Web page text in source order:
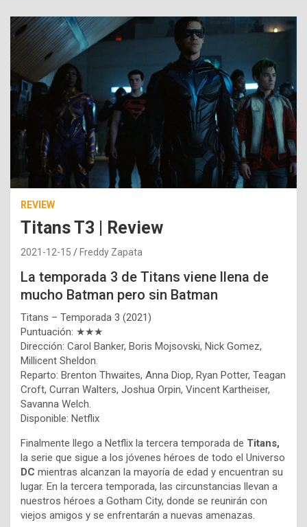
REVIEW
Titans T3 | Review
2021-12-15 Freddy Zapata
La temporada 3 de Titans viene llena de
mucho Batman pero sin Batman
Titans – Temporada 3 (2021)
Puntuación: ★★★
Dirección: Carol Banker, Boris Mojsovski, Nick Gomez,
Millicent Sheldon.
Reparto: Brenton Thwaites, Anna Diop, Ryan Potter, Teagan
Croft, Curran Walters, Joshua Orpin, Vincent Kartheiser,
Savanna Welch.
Disponible: Netflix
Finalmente llego a Netflix la tercera temporada de Titans,
la serie que sigue a los jóvenes héroes de todo el Universo
DC mientras alcanzan la mayoría de edad y encuentran su
lugar. En la tercera temporada, las circunstancias llevan a
nuestros héroes a Gotham City, donde se reunirán con
viejos amigos y se enfrentarán a nuevas amenazas.